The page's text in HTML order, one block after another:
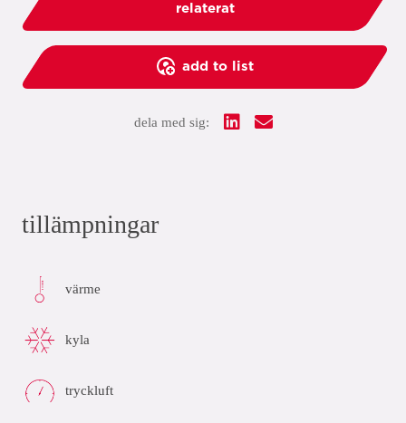
relaterat
add to list
dela med sig:
tillämpningar
värme
kyla
tryckluft